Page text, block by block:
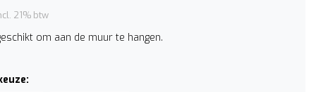
21% btw
om aan de muur te hangen.